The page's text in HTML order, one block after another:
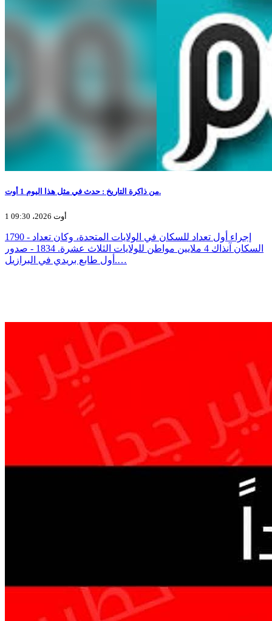
من ذاكرة التاريخ : حدث في مثل هذا اليوم 1 أوت.
1 أوت 2026، 09:30
1790 - إجراء أول تعداد للسكان في الولايات المتحدة، وكان تعداد
السكان آنذاك 4 ملايين مواطن للولايات الثلاث عشرة. 1834 - صدور
أول طابع بريدي في البرازيل.…